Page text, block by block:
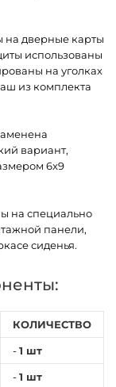
дверные карты
использованы
на уголках
из комплекта
вариант,
6x9
на специально
панели,
сиденья.
КОЛИЧЕСТВО
-1 шт
-1 шт